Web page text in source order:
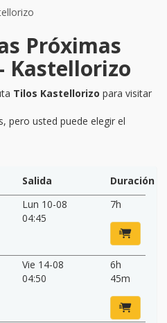
Próximas
Kastellorizo
Tilos Kastellorizo para visitar
pero usted puede elegir el
Salida
Duración
Lun 10-08
04:45
7h
Vie 14-08
04:50
6h
45m